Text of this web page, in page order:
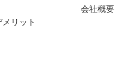
リット
会社概要